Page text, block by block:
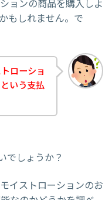
ョンの商品を購入しよ
もしれません。で
ローショ
いう支払
でしょうか？
イストローションのお